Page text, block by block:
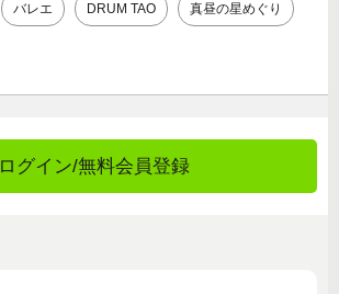
バレエ DRUM TAO 真昼の星めぐり
ログイン/無料会員登録